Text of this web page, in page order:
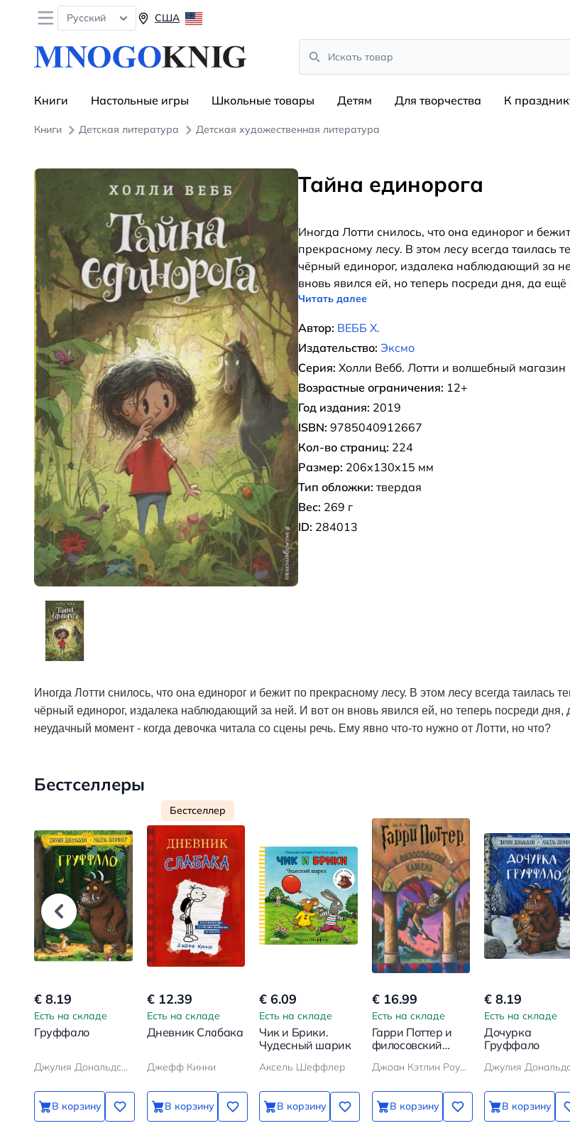
Open menu
Русский США
Search
Книги Настольные игры Школьные товары Детям Для творчества К
Книги Детская литература Детская художественная литература
Тайна единорога
Иногда Лотти снилось, что она единорог и
прекрасному лесу. В этом лесу всегда таилась
чёрный единорог, издалека наблюдающий за
вновь явился ей, но теперь посреди дня, да
Читать далее
Автор: ВЕББ Х.
Издательство: Эксмо
Серия: Холли Вебб. Лотти и волшебный магазин
Возрастные ограничения: 12+
Год издания: 2019
ISBN: 9785040912667
Кол-во страниц: 224
Размер: 206x130x15 мм
Тип обложки: твердая
Вес: 269 г
ID: 284013
Иногда Лотти снилось, что она единорог и бежит по прекрасному лесу. В этом лесу всегда таилась
чёрный единорог, издалека наблюдающий за ней. И вот он вновь явился ей, но теперь посреди
неудачный момент - когда девочка читала со сцены речь. Ему явно что-то нужно от Лотти, но что?
Бестселлеры
€ 8.19
Есть на складе
Груффало
Джулия Дональдсон, Аксель Шеффлер
В корзину
Бестселлер
€ 12.39
Есть на складе
Дневник Слабака
Джефф Кинни
В корзину
€ 6.09
Есть на складе
Чик и Брики.
Чудесный шарик
Аксель Шеффлер
В корзину
€ 16.99
Есть на складе
Гарри Поттер и
филосовский
Джоан Кэтлин Роулинг
В корзину
€ 8.19
Есть на складе
Дочурка
Груффало
В корзину